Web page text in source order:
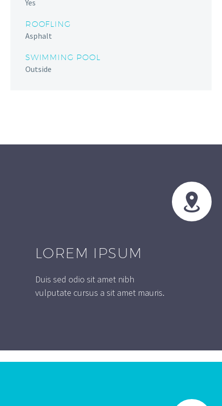
Yes
ROOFLING
Asphalt
SWIMMING POOL
Outside


LOREM IPSUM
Duis sed odio sit amet nibh
vulputate cursus a sit amet mauris.